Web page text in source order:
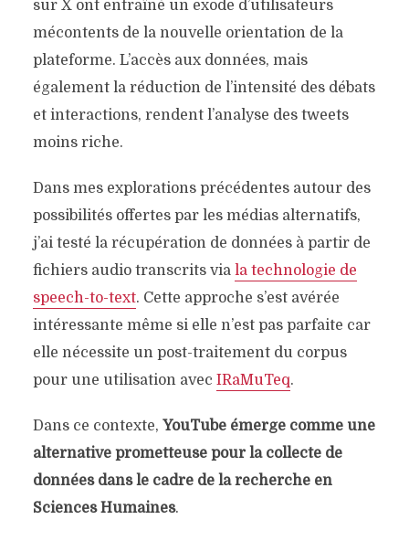
sur X ont entraîné un exode d’utilisateurs
mécontents de la nouvelle orientation de la
plateforme. L’accès aux données, mais
également la réduction de l’intensité des débats
et interactions, rendent l’analyse des tweets
moins riche.
Dans mes explorations précédentes autour des
possibilités offertes par les médias alternatifs,
j’ai testé la récupération de données à partir de
fichiers audio transcrits via la technologie de
speech-to-text. Cette approche s’est avérée
intéressante même si elle n’est pas parfaite car
elle nécessite un post-traitement du corpus
pour une utilisation avec IRaMuTeq.
Dans ce contexte, YouTube émerge comme une
alternative prometteuse pour la collecte de
données dans le cadre de la recherche en
Sciences Humaines.